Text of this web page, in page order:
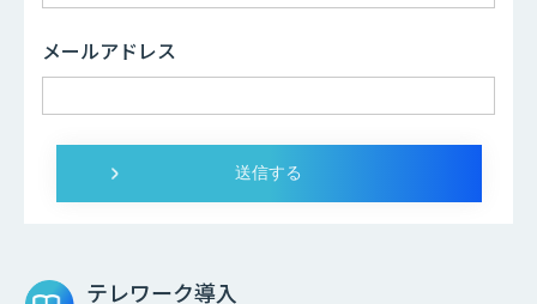
メールアドレス
テレワーク導入